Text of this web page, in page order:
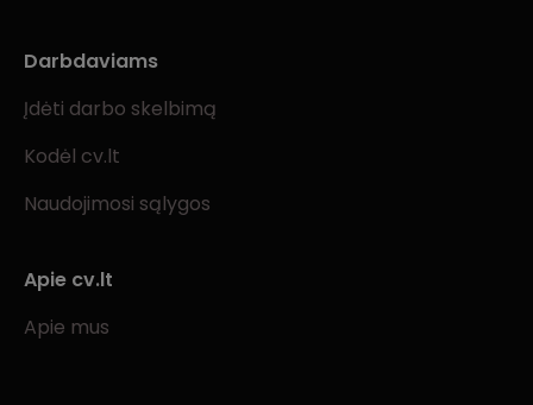
Darbdaviams
Įdėti darbo skelbimą
Kodėl cv.lt
Naudojimosi sąlygos
Apie cv.lt
Apie mus